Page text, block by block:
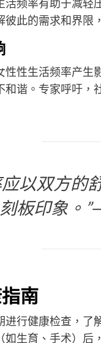
频率有助于减轻
此的需求和界限
性性生活频率产
谐。专家呼吁，
应以双方的
刻板印象。
南
进行健康检查，
生育、手术）后